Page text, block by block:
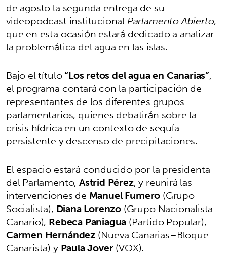
de agosto la segunda entrega de su
videopodcast institucionalParlamento Abierto,
que en esta ocasión estará dedicado a analizar
la problemática del agua en las islas.
Bajo el título“Los retos del agua en Canarias”,
el programa contará con la participación de
representantes de los diferentes grupos
parlamentarios, quienes debatirán sobre la
crisis hídrica en un contexto de sequía
persistente y descenso de precipitaciones.
El espacio estará conducido por la presidenta
del Parlamento,Astrid Pérez, y reunirá las
intervenciones de Manuel Fumero(Grupo
Socialista), Diana Lorenzo(Grupo Nacionalista
Canario), Rebeca Paniagua(Partido Popular),
Carmen Hernández(Nueva Canarias–Bloque
Canarista) yPaula Jover(VOX).